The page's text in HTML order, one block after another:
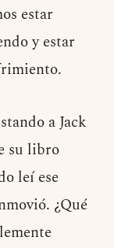
estar
y estar
a Jack
su libro
leí ese
¿Qué